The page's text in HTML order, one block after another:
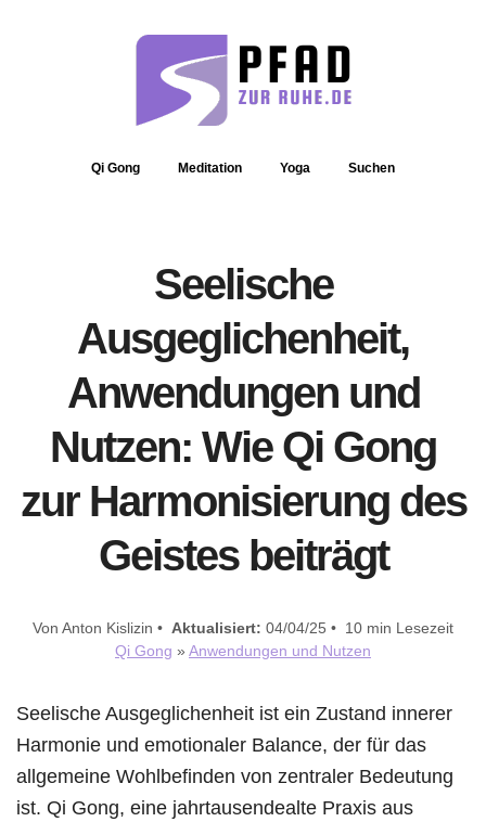
Qi Gong Meditation Yoga Suchen
Seelische
Ausgeglichenheit,
Anwendungen und
Nutzen: Wie Qi Gong
zur Harmonisierung des
Geistes beiträgt
Von Anton Kislizin • Aktualisiert: 04/04/25 • 10 min Lesezeit
Qi Gong » Anwendungen und Nutzen
Seelische Ausgeglichenheit ist ein Zustand innerer
Harmonie und emotionaler Balance, der für das
allgemeine Wohlbefinden von zentraler Bedeutung
ist. Qi Gong, eine jahrtausendealte Praxis aus